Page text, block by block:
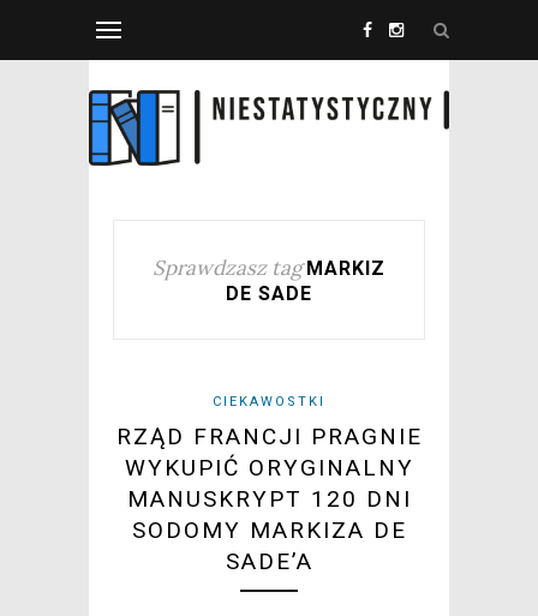
Sprawdzasz tag MARKIZ
DE SADE
CIEKAWOSTKI
RZĄD FRANCJI PRAGNIE
WYKUPIĆ ORYGINALNY
MANUSKRYPT 120 DNI
SODOMY MARKIZA DE
SADE’A